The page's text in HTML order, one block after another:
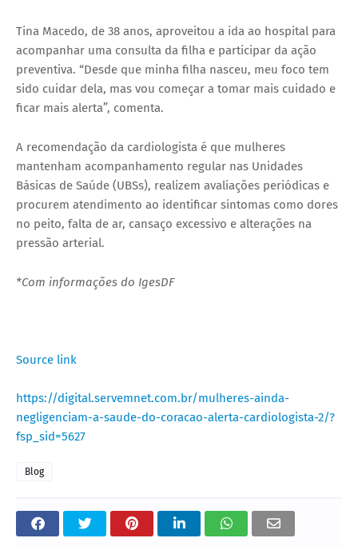
Tina Macedo, de 38 anos, aproveitou a ida ao hospital para
acompanhar uma consulta da filha e participar da ação
preventiva. “Desde que minha filha nasceu, meu foco tem
sido cuidar dela, mas vou começar a tomar mais cuidado e
ficar mais alerta”, comenta.
A recomendação da cardiologista é que mulheres
mantenham acompanhamento regular nas Unidades
Básicas de Saúde (UBSs), realizem avaliações periódicas e
procurem atendimento ao identificar sintomas como dores
no peito, falta de ar, cansaço excessivo e alterações na
pressão arterial.
*Com informações do IgesDF
Source link
https://digital.servemnet.com.br/mulheres-ainda-
negligenciam-a-saude-do-coracao-alerta-cardiologista-2/?
fsp_sid=5627
Blog